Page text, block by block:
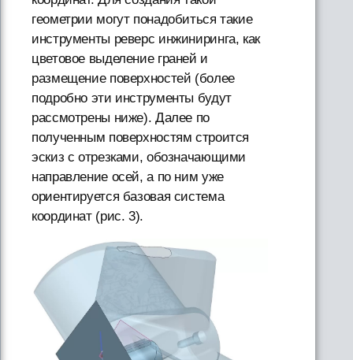
геометрии могут понадобиться такие
инструменты реверс инжиниринга, как
цветовое выделение граней и
размещение поверхностей (более
подробно эти инструменты будут
рассмотрены ниже). Далее по
полученным поверхностям строится
эскиз с отрезками, обозначающими
направление осей, а по ним уже
ориентируется базовая система
координат (рис. 3).